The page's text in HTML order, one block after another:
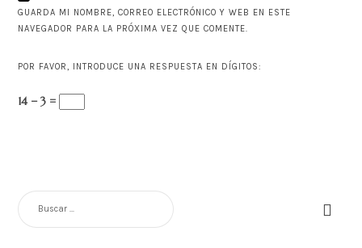
GUARDA MI NOMBRE, CORREO ELECTRÓNICO Y WEB EN ESTE
NAVEGADOR PARA LA PRÓXIMA VEZ QUE COMENTE.
POR FAVOR, INTRODUCE UNA RESPUESTA EN DÍGITOS:
14 − 3 =